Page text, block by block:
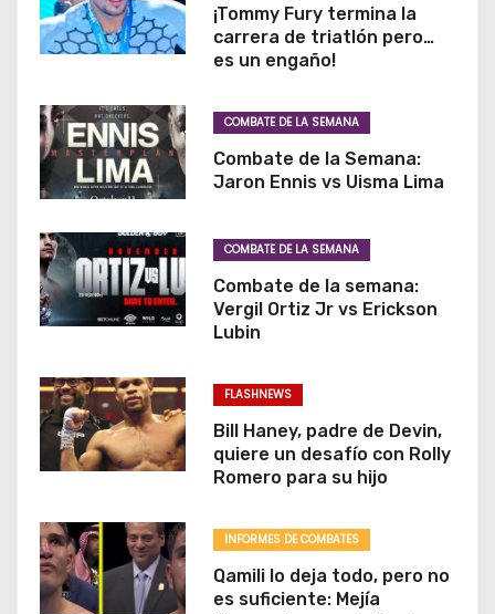
¡Tommy Fury termina la
carrera de triatlón pero…
es un engaño!
COMBATE DE LA SEMANA
Combate de la Semana:
Jaron Ennis vs Uisma Lima
COMBATE DE LA SEMANA
Combate de la semana:
Vergil Ortiz Jr vs Erickson
Lubin
FLASHNEWS
Bill Haney, padre de Devin,
quiere un desafío con Rolly
Romero para su hijo
INFORMES DE COMBATES
Qamili lo deja todo, pero no
es suficiente: Mejía